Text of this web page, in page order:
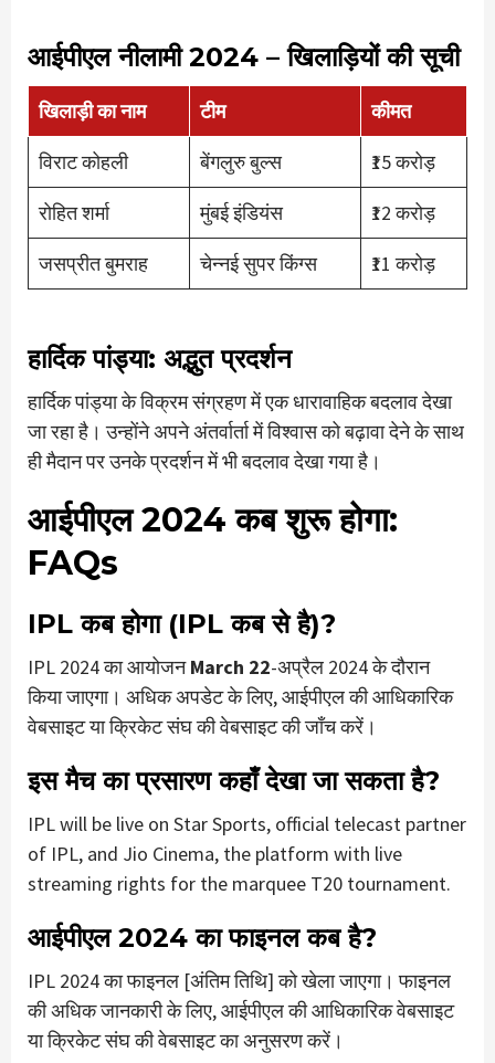
आईपीएल नीलामी 2024 – खिलाड़ियों की सूची
खिलाड़ी का नाम टीम
कीमत
विराट कोहली
बेंगलुरु बुल्स
₹15 करोड़
रोहित शर्मा
मुंबई इंडियंस
₹12 करोड़
जसप्रीत बुमराह
चेन्नई सुपर किंग्स ₹11 करोड़
हार्दिक पांड्या: अद्भुत प्रदर्शन
हार्दिक पांड्या के विक्रम संग्रहण में एक धारावाहिक बदलाव देखा
जा रहा है। उन्होंने अपने अंतर्वार्ता में विश्वास को बढ़ावा देने के साथ
ही मैदान पर उनके प्रदर्शन में भी बदलाव देखा गया है।
आईपीएल 2024 कब शुरू होगा:
FAQs
IPL कब होगा (IPL कब से है)?
IPL 2024 का आयोजनMarch 22-अप्रैल 2024 के दौरान
किया जाएगा। अधिक अपडेट के लिए, आईपीएल की आधिकारिक
वेबसाइट या क्रिकेट संघ की वेबसाइट की जाँच करें।
इस मैच का प्रसारण कहाँ देखा जा सकता है?
IPL will be live on Star Sports, official telecast partner
of IPL, and Jio Cinema, the platform with live
streaming rights for the marquee T20 tournament.
आईपीएल 2024 का फाइनल कब है?
IPL 2024 का फाइनल [अंतिम तिथि] को खेला जाएगा। फाइनल
की अधिक जानकारी के लिए, आईपीएल की आधिकारिक वेबसाइट
या क्रिकेट संघ की वेबसाइट का अनुसरण करें।